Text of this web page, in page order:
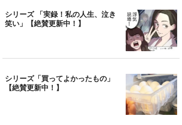
シリーズ 「実録！私の人生、泣き
笑い」【絶賛更新中！】
シリーズ「買ってよかったもの」
【絶賛更新中！】